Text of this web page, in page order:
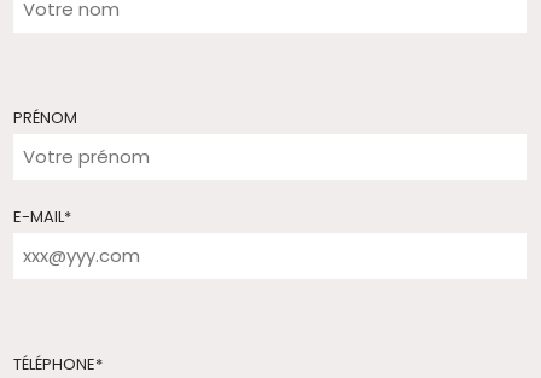
PRÉNOM
E-MAIL*
TÉLÉPHONE*